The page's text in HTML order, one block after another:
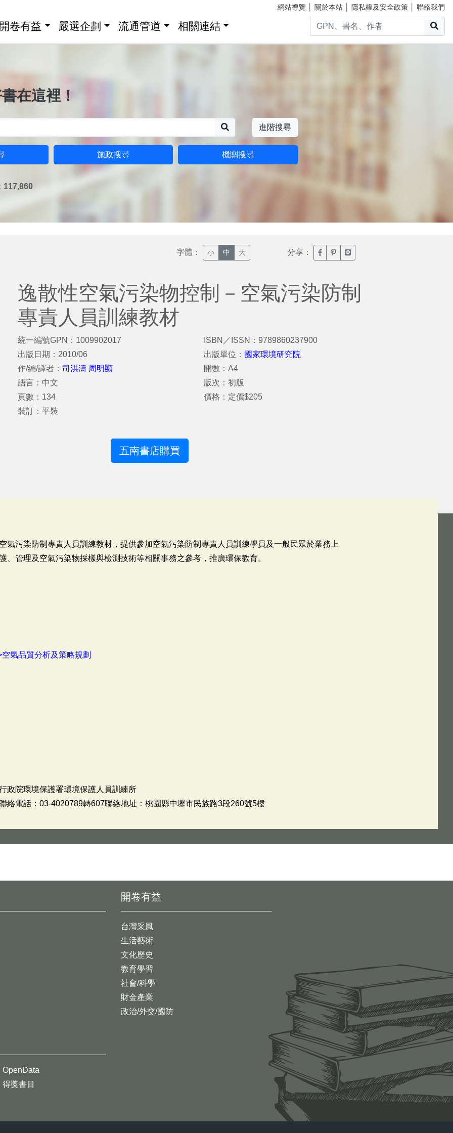
網站導覽 關於本站 隱私權及安全政策 聯絡我們
卷有益 嚴選企劃 流通管道 相關連結
在這裡！
進階搜尋
施政搜尋 機關搜尋
117,860
字體： 小 中 大 分享： 臉書分享(另開新視窗)
噗浪分享(另開新視窗)
Line分享(另開新視窗)
逸散性空氣污染物控制－空氣污染防制
專責人員訓練教材
統一編號GPN：1009902017
出版日期：2010/06
作/編/譯者： 司洪濤 周明顯
語言：中文
頁數：134
裝訂：平裝
ISBN／ISSN：9789860237900
出版單位： 國家環境研究院
開數：A4
版次：初版
價格：定價$205
五南書店購買
氣污染防制專責人員訓練教材，提供參加空氣污染防制專責人員訓練學員及一般民眾於業務上
、管理及空氣污染物採樣與檢測技術等相關事務之參考，推廣環保教育。
氣品質分析及策略規劃
政院環境保護署環境保護人員訓練所
絡電話：03-4020789轉607聯絡地址：桃園縣中壢市民族路3段260號5樓
開卷有益
台灣采風
生活藝術
文化歷史
教育學習
社會/科學
財金產業
政治/外交/國防
OpenData
得獎書目